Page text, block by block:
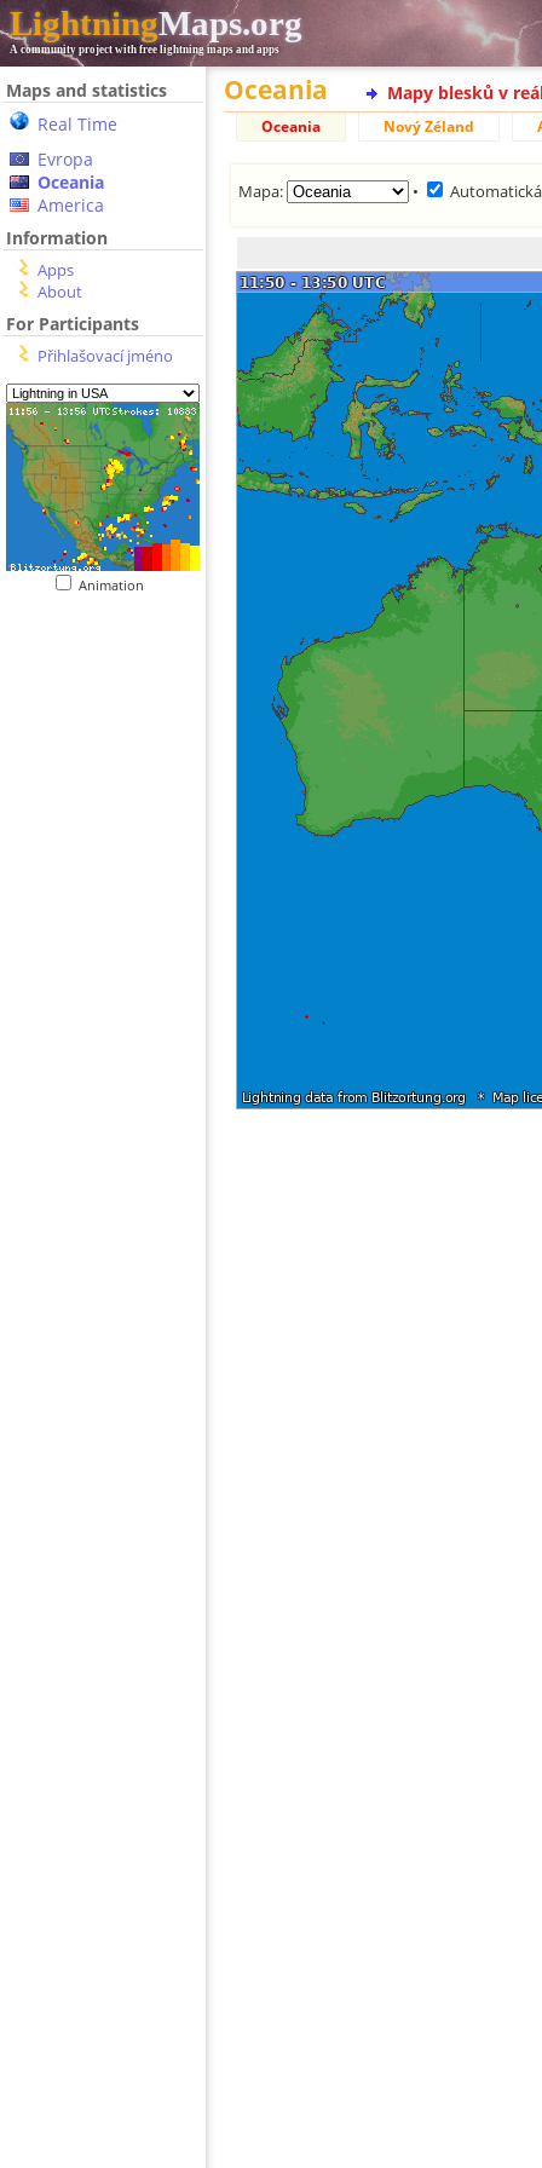
LightningMaps.org
A community project with free lightning maps and apps
Maps and statistics
Real Time
Evropa
Oceania
America
Information
Apps
About
For Participants
Přihlašovací jméno
Animation
Oceania Mapy blesků v
Oceania Nový Zéland
Mapa: •